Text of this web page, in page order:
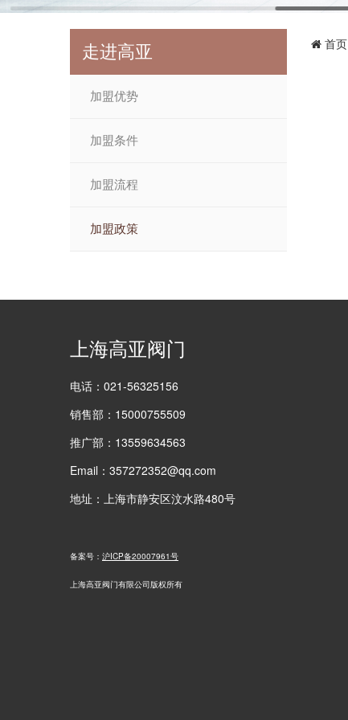
走进高亚
加盟优势
加盟条件
加盟流程
加盟政策
首页
上海高亚阀门
电话：021-56325156
销售部：15000755509
推广部：13559634563
Email：357272352@qq.com
地址：上海市静安区汶水路480号
备案号： 沪ICP备20007961号
上海高亚阀门有限公司版权所有